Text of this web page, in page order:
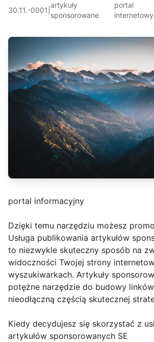
30.11.-0001
artykuły
sponsorowane
portal
internetowy
portal informacyjny
Dzięki temu narzędziu możesz
Usługa publikowania artykułów
to niezwykle skuteczny sposób na
widoczności Twojej strony
wyszukiwarkach. Artykuły
potężne narzędzie do budowy
nieodłączną częścią skutecznej
Kiedy decydujesz się skorzystać z
artykułów sponsorowanych SE